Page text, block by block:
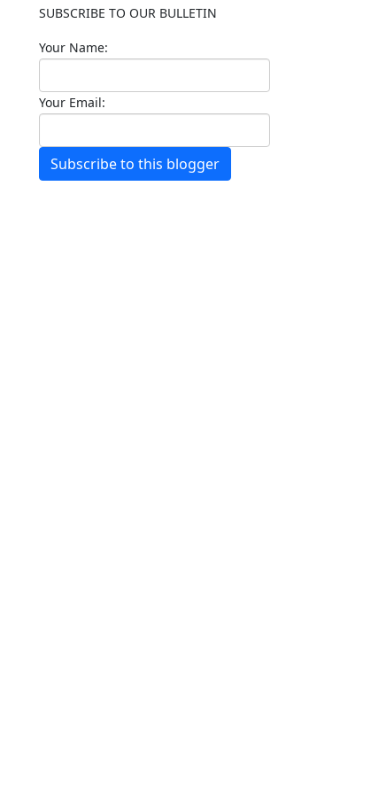
SUBSCRIBE TO OUR BULLETIN
Your Name:
Your Email:
Subscribe to this blogger